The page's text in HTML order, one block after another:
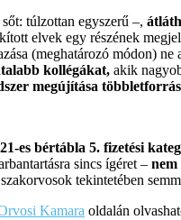
túlzottan egyszerű –,
elvek egy részének
(meghatározó módon)
kollégákat, akik
megújítása
es bértábla 5. fizetési
sincs ígéret – nem
tekintetében
Kamara oldalán